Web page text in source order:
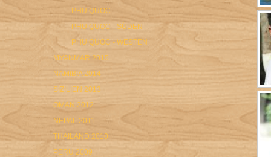
PHU QUOC
PHU QUOC - SÜDEN
PHU QUOC - WESTEN
MYANMAR 2015
NAMIBIA 2014
SIZILIEN 2013
OMAN 2012
NEPAL 2011
THAILAND 2010
PERU 2009